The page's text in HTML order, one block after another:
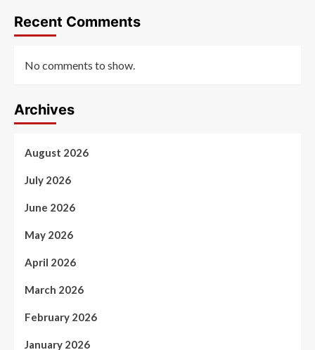
Recent Comments
No comments to show.
Archives
August 2026
July 2026
June 2026
May 2026
April 2026
March 2026
February 2026
January 2026